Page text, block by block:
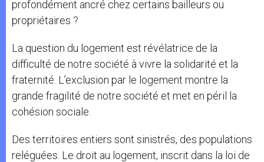
profondément ancré chez certains bailleurs ou
propriétaires ?
La question du logement est révélatrice de la
difficulté de notre société à vivre la solidarité et la
fraternité. L’exclusion par le logement montre la
grande fragilité de notre société et met en péril la
cohésion sociale.
Des territoires entiers sont sinistrés, des populations
reléguées. Le droit au logement, inscrit dans la loi de